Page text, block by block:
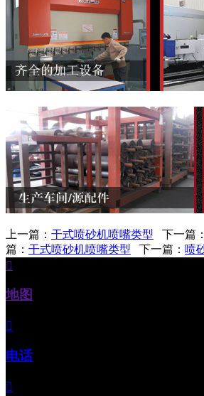
上一篇： 干式喷砂机喷嘴类型 下一篇：
篇： 干式喷砂机喷嘴类型 下一篇： 喷

地图

电话
